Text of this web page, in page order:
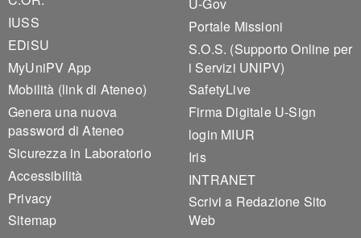
IUSS
EDiSU
MyUniPV App
Mobilità (link di Ateneo)
Genera una nuova
password di Ateneo
Sicurezza in Laboratorio
Accessibilità
Privacy
Sitemap
Portale Missioni
S.O.S. (Supporto Online per
i Servizi UNIPV)
SafetyLive
Firma Digitale U-Sign
login MIUR
Iris
INTRANET
Scrivi a Redazione Sito
Web